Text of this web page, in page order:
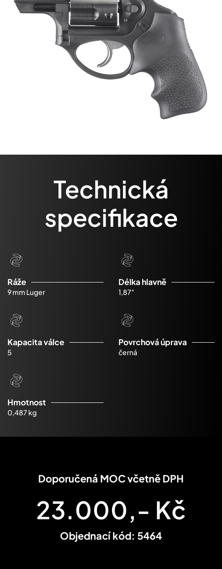
Technická
specifikace
Ráže
9 mm Luger
Délka hlavně
1,87"
Kapacita válce
5
Povrchová úprava
černá
Hmotnost
0,487 kg
Doporučená MOC včetně DPH
23.000,- Kč
Objednací kód: 5464